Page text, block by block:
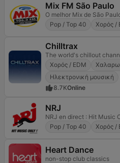
Mix FM São Paulo
O melhor Mix de São
Pop / Top 40
Χορός /
Chilltrax
The world's chillout
Χορός / EDM
Ηλεκτρονική μουσική
8.7KOnline
NRJ
NRJ en direct : Hit Music
Pop / Top 40
Χορός /
Heart Dance
non-stop club classics